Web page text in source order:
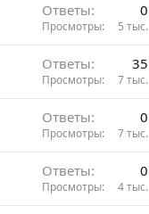
Ответы 0
Просмотры 5 тыс.
Ответы 35
Просмотры 7 тыс.
Ответы 0
Просмотры 7 тыс.
Ответы 0
Просмотры 4 тыс.